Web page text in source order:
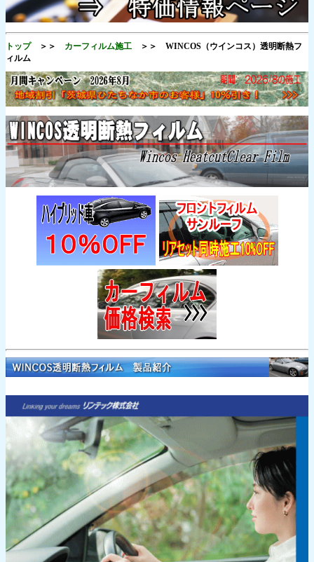
トップ＞＞ カーフィルム施工 ＞＞ WINCOS（ウインコス）透明断熱フ
ィルム